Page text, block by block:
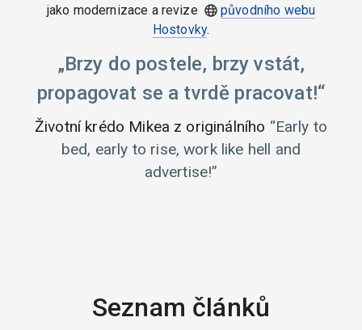
jako modernizace a revize
původního webu
Hostovky.
Brzy do postele, brzy vstát,
propagovat se a tvrdě pracovat!
Životní krédo Mikea z originálního Early to
bed, early to rise, work like hell and
advertise!
Seznam článků